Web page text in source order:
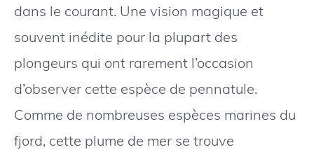
dans le courant. Une vision magique et
souvent inédite pour la plupart des
plongeurs qui ont rarement l’occasion
d’observer cette espèce de pennatule.
Comme de nombreuses espèces marines du
fjord, cette plume de mer se trouve